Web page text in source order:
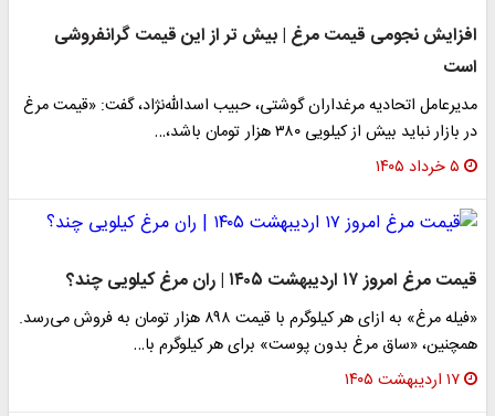
افزایش نجومی قیمت مرغ | بیش تر از این قیمت گرانفروشی
است
مدیرعامل اتحادیه مرغداران گوشتی، حبیب اسدالله‌نژاد، گفت: «قیمت مرغ
در بازار نباید بیش از کیلویی ۳۸۰ هزار تومان باشد،…
۵ خرداد ۱۴۰۵
قیمت مرغ امروز ۱۷ اردیبهشت ۱۴۰۵ | ران مرغ کیلویی چند؟
«فیله مرغ» به ازای هر کیلوگرم با قیمت ۸۹۸ هزار تومان به فروش می‌رسد.
همچنین، «ساق مرغ بدون پوست» برای هر کیلوگرم با…
۱۷ اردیبهشت ۱۴۰۵